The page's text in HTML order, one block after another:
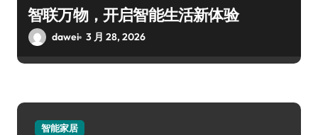
智联万物，开启智能生活新体验
dawei 3 月 28, 2026
智能家居